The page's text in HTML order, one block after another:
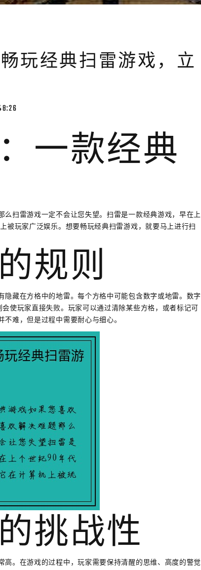
玩经典扫雷游戏，立
一款经典
扫雷游戏一定不会让您失望。扫雷是一款经典游戏，早在上
被玩家广泛娱乐。想要畅玩经典扫雷游戏，就要马上进行扫
规则
藏在方格中的地雷。每个方格中可能包含数字或地雷。数字
使玩家直接失败。玩家可以通过清除某些方格，或者标记可
难，但是过程中需要耐心与细心。
挑战性
。在游戏的过程中，玩家需要保持清醒的思维、高度的警觉